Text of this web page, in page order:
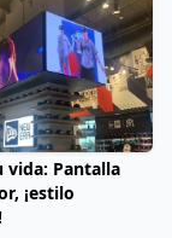
Pantalla
¡estilo